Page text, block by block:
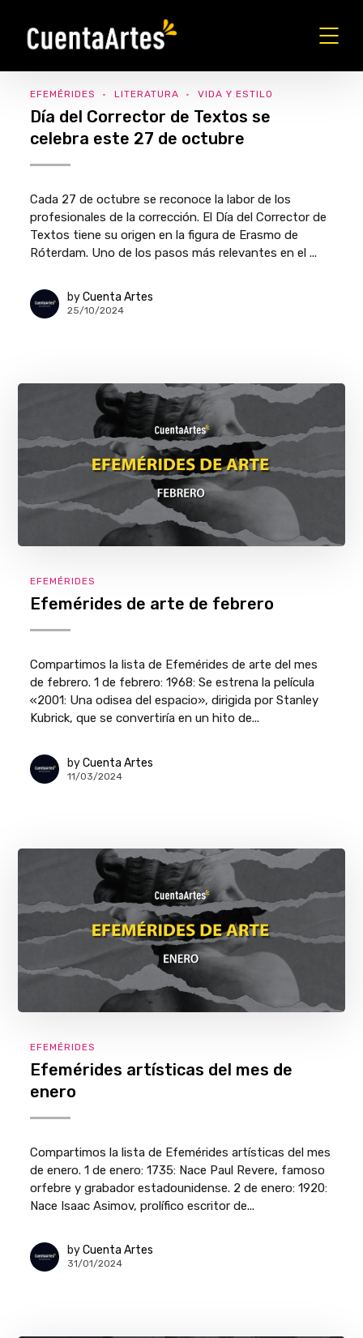
EFEMÉRIDES LITERATURA VIDA Y ESTILO
Día del Corrector de Textos se
celebra este 27 de octubre
Cada 27 de octubre se reconoce la labor de los
profesionales de la corrección. El Día del Corrector de
Textos tiene su origen en la figura de Erasmo de
Róterdam. Uno de los pasos más relevantes en el ...
by Cuenta Artes
25/10/2024
EFEMÉRIDES
Efemérides de arte de febrero
Compartimos la lista de Efemérides de arte del mes
de febrero. 1 de febrero: 1968: Se estrena la película
«2001: Una odisea del espacio», dirigida por Stanley
Kubrick, que se convertiría en un hito de...
by Cuenta Artes
11/03/2024
EFEMÉRIDES
Efemérides artísticas del mes de
enero
Compartimos la lista de Efemérides artísticas del mes
de enero. 1 de enero: 1735: Nace Paul Revere, famoso
orfebre y grabador estadounidense. 2 de enero: 1920:
Nace Isaac Asimov, prolífico escritor de...
by Cuenta Artes
31/01/2024